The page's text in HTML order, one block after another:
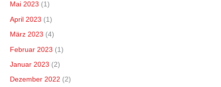
Mai 2023 (1)
April 2023 (1)
März 2023 (4)
Februar 2023 (1)
Januar 2023 (2)
Dezember 2022 (2)